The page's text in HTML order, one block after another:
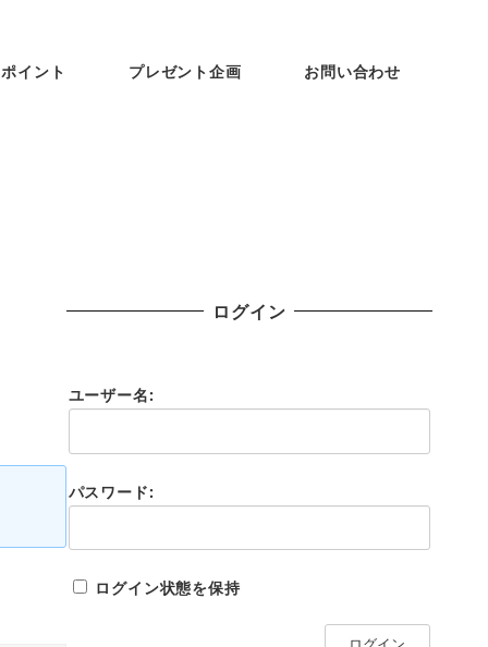
イント プレゼント企画 お問い合わせ
ログイン
ユーザー名:
パスワード:
ログイン状態を保持